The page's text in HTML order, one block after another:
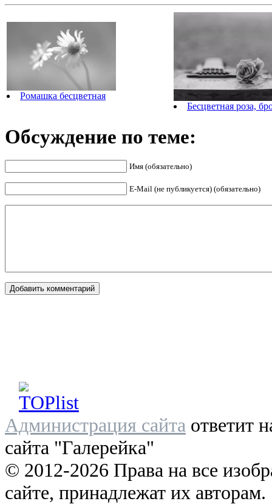
Ромашка бесцветная
Бесцветная роза,
Обсуждение по теме:
Имя (обязательно)
E-Mail (не публикуется) (обязательно)
Администрация сайта ответит
сайта "Галерейка"
© 2012-2026 Права на все
сайте, принадлежат их авторам.